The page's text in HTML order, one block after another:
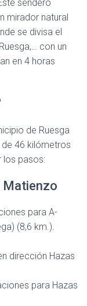
sendero
mirador natural
se divisa el
con un
en 4 horas
de Ruesga
de 46 kilómetros
los pasos:
Matienzo
para A-
(8,6 km.).
dirección Hazas
para Hazas